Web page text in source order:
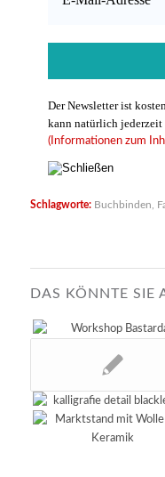
Der Newsletter ist
kann natürlich
(Informationen zum
Schlagworte: Buchbinden
DAS KÖNNTE SIE